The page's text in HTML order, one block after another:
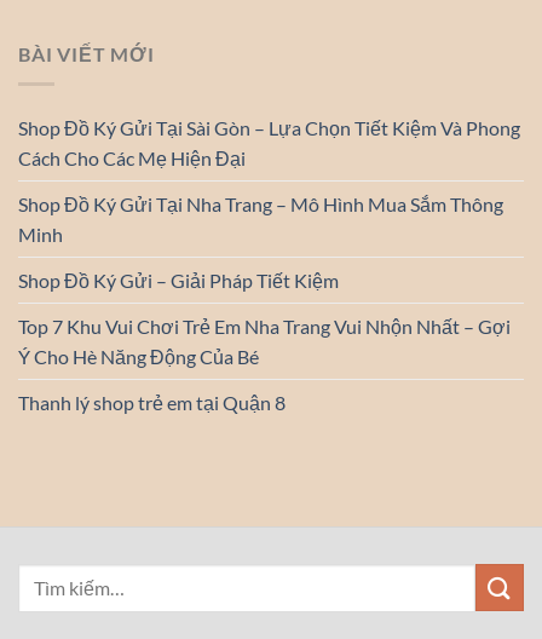
BÀI VIẾT MỚI
Shop Đồ Ký Gửi Tại Sài Gòn – Lựa Chọn Tiết Kiệm Và Phong
Cách Cho Các Mẹ Hiện Đại
Shop Đồ Ký Gửi Tại Nha Trang – Mô Hình Mua Sắm Thông
Minh
Shop Đồ Ký Gửi – Giải Pháp Tiết Kiệm
Top 7 Khu Vui Chơi Trẻ Em Nha Trang Vui Nhộn Nhất – Gợi
Ý Cho Hè Năng Động Của Bé
Thanh lý shop trẻ em tại Quận 8